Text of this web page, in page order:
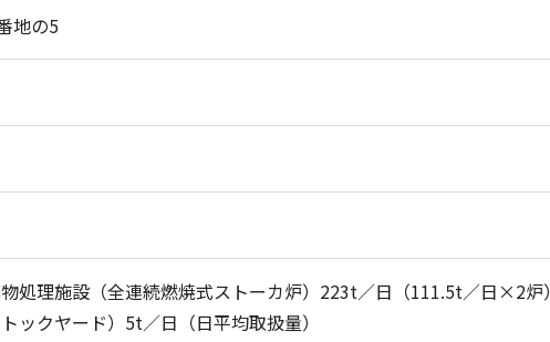
地の5
処理施設（全連続燃焼式ストーカ炉）223t／日（111.5t／日×2炉）
ックヤード）5t／日（日平均取扱量）